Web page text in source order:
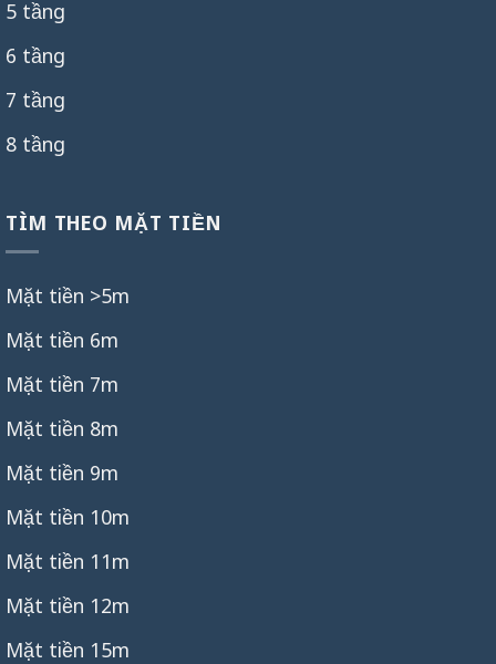
5 tầng
6 tầng
7 tầng
8 tầng
TÌM THEO MẶT TIỀN
Mặt tiền >5m
Mặt tiền 6m
Mặt tiền 7m
Mặt tiền 8m
Mặt tiền 9m
Mặt tiền 10m
Mặt tiền 11m
Mặt tiền 12m
Mặt tiền 15m